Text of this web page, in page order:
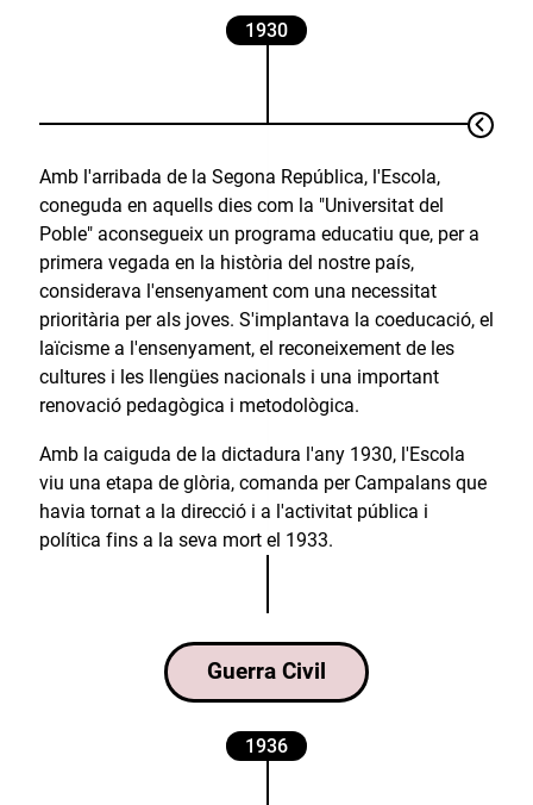
1930
Amb l'arribada de la Segona República, l'Escola,
coneguda en aquells dies com la "Universitat del
Poble" aconsegueix un programa educatiu que, per a
primera vegada en la història del nostre país,
considerava l'ensenyament com una necessitat
prioritària per als joves. S'implantava la coeducació, el
laïcisme a l'ensenyament, el reconeixement de les
cultures i les llengües nacionals i una important
renovació pedagògica i metodològica.
Amb la caiguda de la dictadura l'any 1930, l'Escola
viu una etapa de glòria, comanda per Campalans que
havia tornat a la direcció i a l'activitat pública i
política fins a la seva mort el 1933.
Guerra Civil
1936